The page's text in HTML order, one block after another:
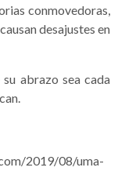
conmovedoras,
desajustes en
abrazo sea cada
2019/08/uma-